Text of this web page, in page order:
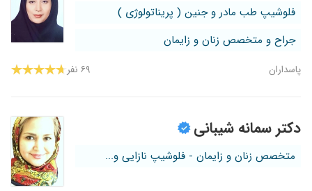
فلوشیپ طب مادر و جنین ( پریناتولوژی )
جراح و متخصص زنان و زایمان
پاسداران ۶۹ نفر
دکتر سمانه شیبانی
متخصص زنان و زایمان - فلوشیپ نازایی و...